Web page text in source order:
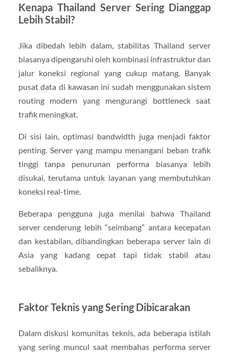
Kenapa Thailand Server Sering Dianggap
Lebih Stabil?
Jika dibedah lebih dalam, stabilitas Thailand server
biasanya dipengaruhi oleh kombinasi infrastruktur dan
jalur koneksi regional yang cukup matang. Banyak
pusat data di kawasan ini sudah menggunakan sistem
routing modern yang mengurangi bottleneck saat
trafik meningkat.
Di sisi lain, optimasi bandwidth juga menjadi faktor
penting. Server yang mampu menangani beban trafik
tinggi tanpa penurunan performa biasanya lebih
disukai, terutama untuk layanan yang membutuhkan
koneksi real-time.
Beberapa pengguna juga menilai bahwa Thailand
server cenderung lebih “seimbang” antara kecepatan
dan kestabilan, dibandingkan beberapa server lain di
Asia yang kadang cepat tapi tidak stabil atau
sebaliknya.
Faktor Teknis yang Sering Dibicarakan
Dalam diskusi komunitas teknis, ada beberapa istilah
yang sering muncul saat membahas performa server